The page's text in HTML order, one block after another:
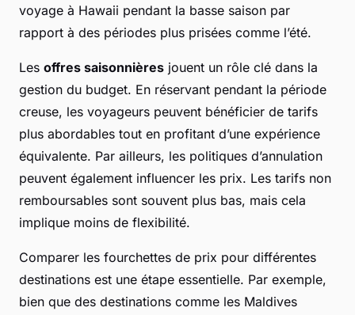
voyage à Hawaii pendant la basse saison par
rapport à des périodes plus prisées comme l’été.
Les offres saisonnières jouent un rôle clé dans la
gestion du budget. En réservant pendant la période
creuse, les voyageurs peuvent bénéficier de tarifs
plus abordables tout en profitant d’une expérience
équivalente. Par ailleurs, les politiques d’annulation
peuvent également influencer les prix. Les tarifs non
remboursables sont souvent plus bas, mais cela
implique moins de flexibilité.
Comparer les fourchettes de prix pour différentes
destinations est une étape essentielle. Par exemple,
bien que des destinations comme les Maldives